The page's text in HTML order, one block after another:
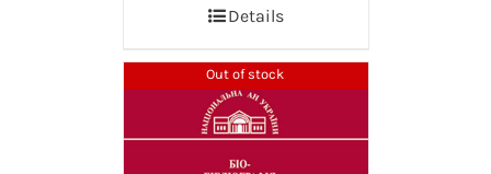
Details
Out of stock